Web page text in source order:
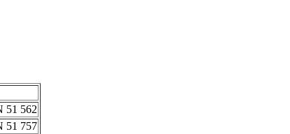
51 562
51 757